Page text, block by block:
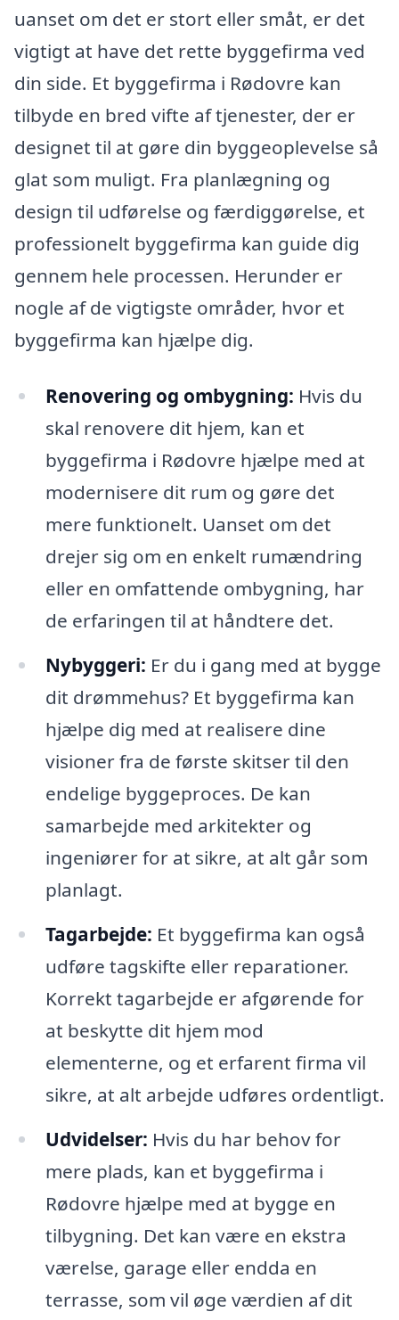
uanset om det er stort eller småt, er det
vigtigt at have det rette byggefirma ved
din side. Et byggefirma i Rødovre kan
tilbyde en bred vifte af tjenester, der er
designet til at gøre din byggeoplevelse så
glat som muligt. Fra planlægning og
design til udførelse og færdiggørelse, et
professionelt byggefirma kan guide dig
gennem hele processen. Herunder er
nogle af de vigtigste områder, hvor et
byggefirma kan hjælpe dig.
Renovering og ombygning: Hvis du
skal renovere dit hjem, kan et
byggefirma i Rødovre hjælpe med at
modernisere dit rum og gøre det
mere funktionelt. Uanset om det
drejer sig om en enkelt rumændring
eller en omfattende ombygning, har
de erfaringen til at håndtere det.
Nybyggeri: Er du i gang med at bygge
dit drømmehus? Et byggefirma kan
hjælpe dig med at realisere dine
visioner fra de første skitser til den
endelige byggeproces. De kan
samarbejde med arkitekter og
ingeniører for at sikre, at alt går som
planlagt.
Tagarbejde: Et byggefirma kan også
udføre tagskifte eller reparationer.
Korrekt tagarbejde er afgørende for
at beskytte dit hjem mod
elementerne, og et erfarent firma vil
sikre, at alt arbejde udføres ordentligt.
Udvidelser: Hvis du har behov for
mere plads, kan et byggefirma i
Rødovre hjælpe med at bygge en
tilbygning. Det kan være en ekstra
værelse, garage eller endda en
terrasse, som vil øge værdien af dit